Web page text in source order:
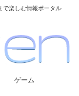
で楽しむ情報ポータル
ゲーム